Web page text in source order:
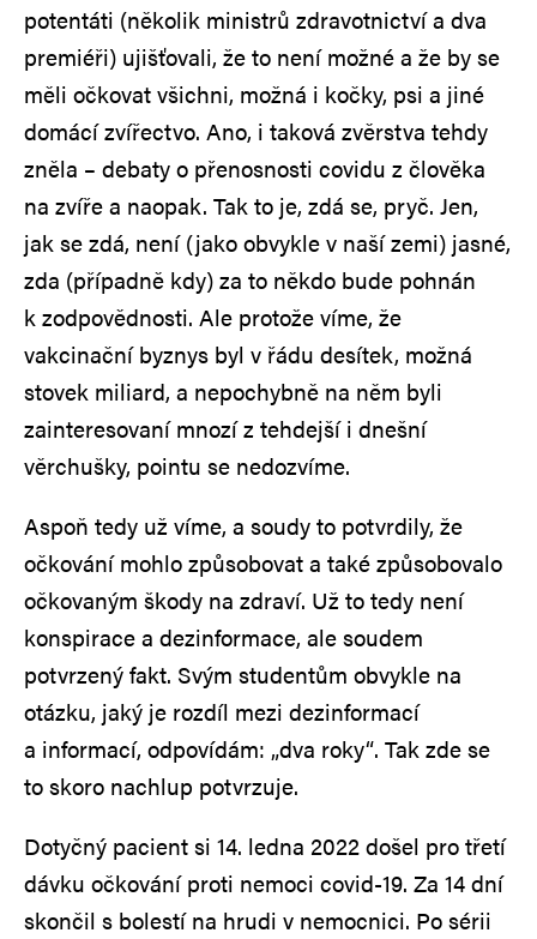
potentáti (několik ministrů zdravotnictví a dva
premiéři) ujišťovali, že to není možné a že by se
měli očkovat všichni, možná i kočky, psi a jiné
domácí zvířectvo. Ano, i taková zvěrstva tehdy
zněla – debaty o přenosnosti covidu z člověka
na zvíře a naopak. Tak to je, zdá se, pryč. Jen,
jak se zdá, není (jako obvykle v naší zemi) jasné,
zda (případně kdy) za to někdo bude pohnán
k zodpovědnosti. Ale protože víme, že
vakcinační byznys byl v řádu desítek, možná
stovek miliard, a nepochybně na něm byli
zainteresovaní mnozí z tehdejší i dnešní
věrchušky, pointu se nedozvíme.
Aspoň tedy už víme, a soudy to potvrdily, že
očkování mohlo způsobovat a také způsobovalo
očkovaným škody na zdraví. Už to tedy není
konspirace a dezinformace, ale soudem
potvrzený fakt. Svým studentům obvykle na
otázku, jaký je rozdíl mezi dezinformací
a informací, odpovídám: „dva roky“. Tak zde se
to skoro nachlup potvrzuje.
Dotyčný pacient si 14. ledna 2022 došel pro třetí
dávku očkování proti nemoci covid-19. Za 14 dní
skončil s bolestí na hrudi v nemocnici. Po sérii